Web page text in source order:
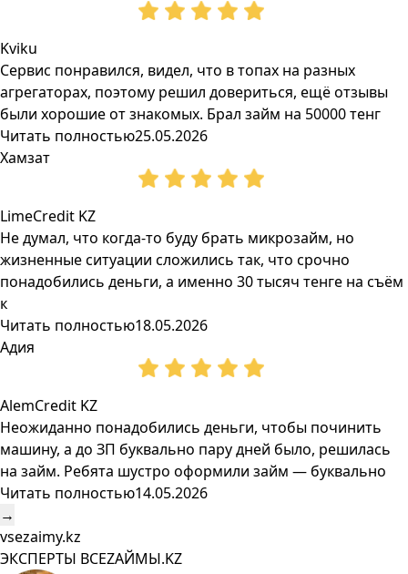
Kviku
Сервис понравился, видел, что в топах на разных
агрегаторах, поэтому решил довериться, ещё отзывы
были хорошие от знакомых. Брал займ на 50000 тенг
Читать полностью25.05.2026
Хамзат
LimeCredit KZ
Не думал, что когда-то буду брать микрозайм, но
жизненные ситуации сложились так, что срочно
понадобились деньги, а именно 30 тысяч тенге на съём
к
Читать полностью18.05.2026
Адия
AlemCredit KZ
Неожиданно понадобились деньги, чтобы починить
машину, а до ЗП буквально пару дней было, решилась
на займ. Ребята шустро оформили займ — буквально
Читать полностью14.05.2026
→
vsezaimy.kz
ЭКСПЕРТЫ ВСЕZAЙМЫ.KZ